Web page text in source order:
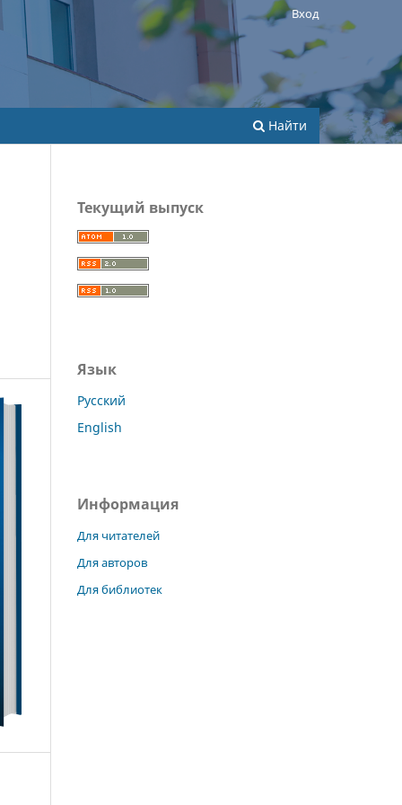
Найти
Вход
Текущий выпуск
Язык
Русский
English
Информация
Для читателей
Для авторов
Для библиотек